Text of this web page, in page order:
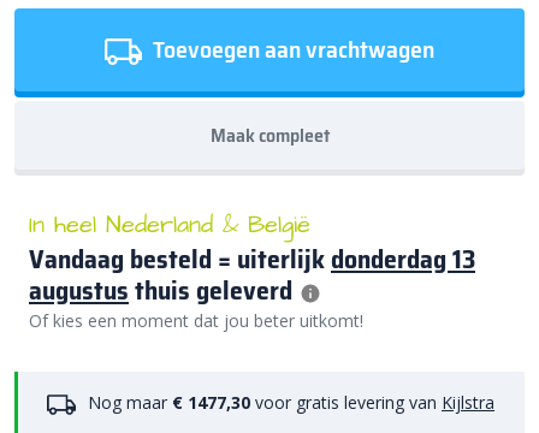
Toevoegen aan vrachtwagen
Maak compleet
In heel Nederland & België
Vandaag besteld = uiterlijkdonderdag 13
augustusthuis geleverd
Of kies een moment dat jou beter uitkomt!
Nog maar € 1477,30 voor gratis levering van Kijlstra